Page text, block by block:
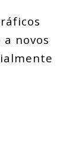
novos